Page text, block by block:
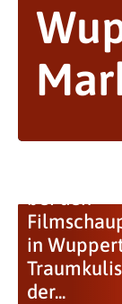
in
der...